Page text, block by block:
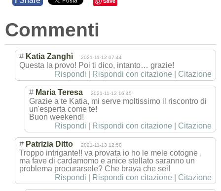
Commenti
# Katia Zanghì 2021-11-12 07:44
Questa la provo! Poi ti dico, intanto… grazie!
Rispondi
Rispondi con citazione Citazione
# Maria Teresa 2021-11-12 16:45
Grazie a te Katia, mi serve moltissimo il riscontro di
un'esperta come te!
Buon weekend!
Rispondi
Rispondi con citazione Citazione
# Patrizia Ditto 2021-11-13 12:50
Troppo intrigante!! va provata io ho le mele cotogne ,
ma fave di cardamomo e anice stellato saranno un
problema procurarsele? Che brava che sei!
Rispondi
Rispondi con citazione Citazione